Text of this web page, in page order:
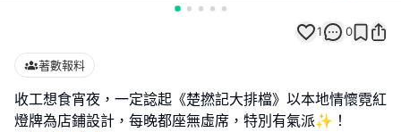
1 0
著數報料
收工想食宵夜，一定諗起《楚撚記大排檔》以本地情懷霓紅